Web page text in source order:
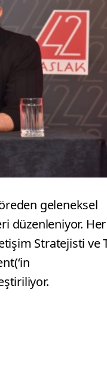
geleneksel
düzenleniyor. Her
Stratejisti ve